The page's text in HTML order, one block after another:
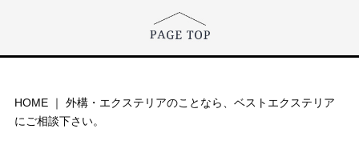
HOME ｜ 外構・エクステリアのことなら、ベストエクステリア
にご相談下さい。